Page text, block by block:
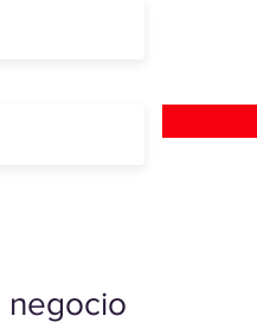
negocio